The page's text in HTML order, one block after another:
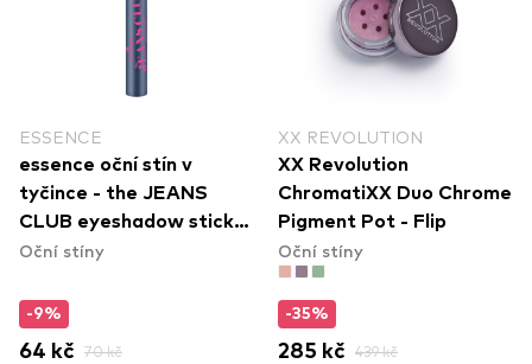
ESSENCE
essence oční stín v
tyčince - the JEANS
CLUB eyeshadow stick
01
Oční stíny
-9%
64 kč 70 kč
XX REVOLUTION
XX Revolution
ChromatiXX Duo Chrome
Pigment Pot - Flip
Oční stíny
-35%
285 kč 439 kč